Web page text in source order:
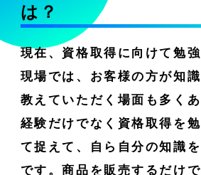
は？
現在、資格取得に向けて勉
現場では、お客様の方が知
教えていただく場面も多く
経験だけでなく資格取得を
て捉えて、自ら自分の知識
です。商品を販売するだけ